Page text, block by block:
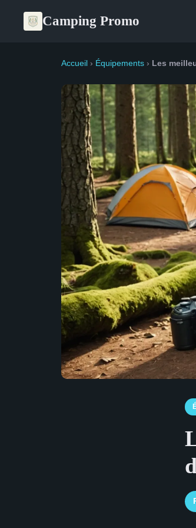
Camping Promo
Accueil › Équipements › Les